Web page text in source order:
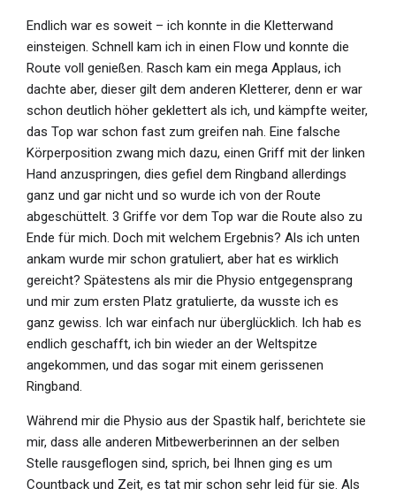
Endlich war es soweit – ich konnte in die Kletterwand
einsteigen. Schnell kam ich in einen Flow und konnte die
Route voll genießen. Rasch kam ein mega Applaus, ich
dachte aber, dieser gilt dem anderen Kletterer, denn er war
schon deutlich höher geklettert als ich, und kämpfte weiter,
das Top war schon fast zum greifen nah. Eine falsche
Körperposition zwang mich dazu, einen Griff mit der linken
Hand anzuspringen, dies gefiel dem Ringband allerdings
ganz und gar nicht und so wurde ich von der Route
abgeschüttelt. 3 Griffe vor dem Top war die Route also zu
Ende für mich. Doch mit welchem Ergebnis? Als ich unten
ankam wurde mir schon gratuliert, aber hat es wirklich
gereicht? Spätestens als mir die Physio entgegensprang
und mir zum ersten Platz gratulierte, da wusste ich es
ganz gewiss. Ich war einfach nur überglücklich. Ich hab es
endlich geschafft, ich bin wieder an der Weltspitze
angekommen, und das sogar mit einem gerissenen
Ringband.
Während mir die Physio aus der Spastik half, berichtete sie
mir, dass alle anderen Mitbewerberinnen an der selben
Stelle rausgeflogen sind, sprich, bei Ihnen ging es um
Countback und Zeit, es tat mir schon sehr leid für sie. Als